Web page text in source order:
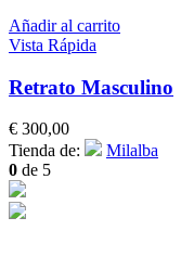
Añadir al carrito
Vista Rápida
Retrato Masculino
€ 300,00
Tienda de:
Milalba
0 de 5